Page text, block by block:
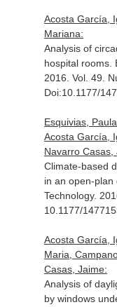
Acosta García,
Mariana:
Analysis of
hospital rooms.
2016. Vol. 49.
Doi:10.1177/
Esquivias,
Acosta García,
Navarro Casas,
Climate-based
in an open-plan
Technology.
10.1177/
Acosta García,
Maria,
Casas, Jaime:
Analysis of
by windows